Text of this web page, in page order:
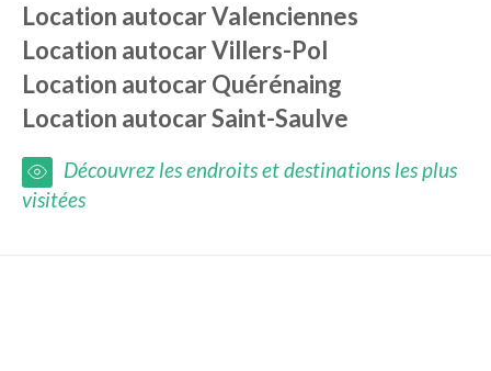
Location autocarValenciennes
Location autocarVillers-Pol
Location autocarQuérénaing
Location autocarSaint-Saulve
Découvrez les endroits et destinations les plus
visitées